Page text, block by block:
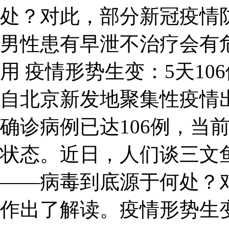
处？对此，部分新冠疫情
男性患有早泄不治疗会有
用 疫情形势生变：5天
自北京新发地聚集性疫
确诊病例已达106例，当
状态。近日，人们谈三文
——病毒到底源于何处？
作出了解读。疫情形势生